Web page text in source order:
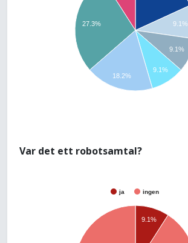
9.1%
9.1%
9.1%
27.3%
18.2%
Var det ett robotsamtal?
ja ingen
9.1%